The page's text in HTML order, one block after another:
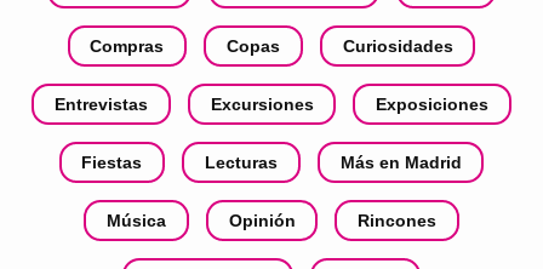
Compras Copas Curiosidades
Entrevistas Excursiones Exposiciones
Fiestas Lecturas Más en Madrid
Música Opinión Rincones